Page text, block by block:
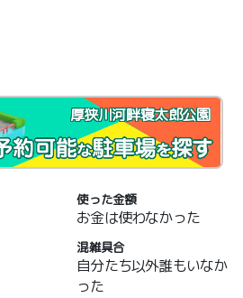
厚狭川河畔寝太郎公園
使った金額
お金は使わなかった
混雑具合
自分たち以外誰もいなか
った